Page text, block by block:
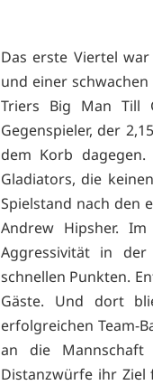
Das erste Viertel
und einer
Triers Big Man Till
Gegenspieler, der
dem Korb
Gladiators, die
Spielstand nach den
Andrew Hipsher.
Aggressivität in der
schnellen Punkten.
Gäste. Und dort
erfolgreichen Team-
an die
Distanzwürfe ihr Ziel